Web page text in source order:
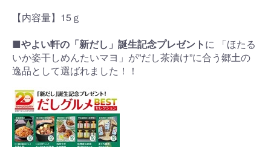
【内容量】15ｇ
■やよい軒の「新だし」誕生記念プレゼントに 「ほたる
いか姿干しめんたいマヨ」が”だし茶漬け”に合う郷土の
逸品として選ばれました！！